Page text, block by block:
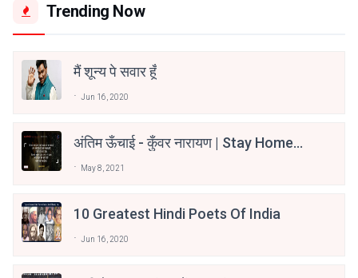
Trending Now
मैं शून्य पे सवार हूँ
Jun 16, 2020
अंतिम ऊँचाई - कुँवर नारायण | Stay Home
May 8, 2021
10 Greatest Hindi Poets Of India
Jun 16, 2020